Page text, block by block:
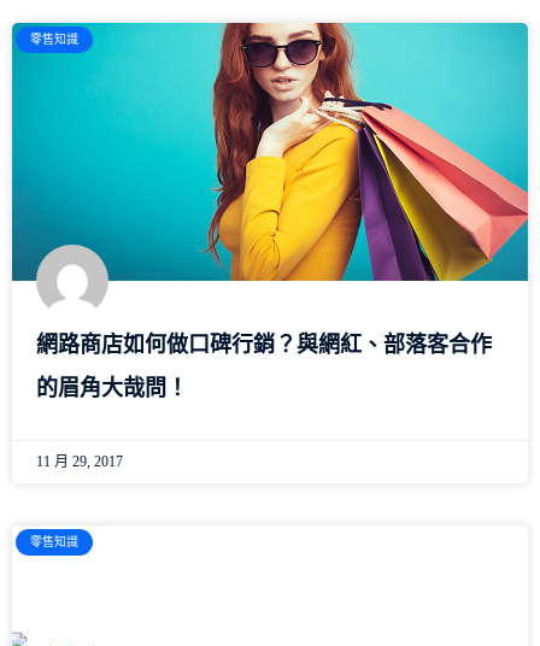
零售知識
網路商店如何做口碑行銷？與網紅、部落客合作
的眉角大哉問！
11 月 29, 2017
零售知識